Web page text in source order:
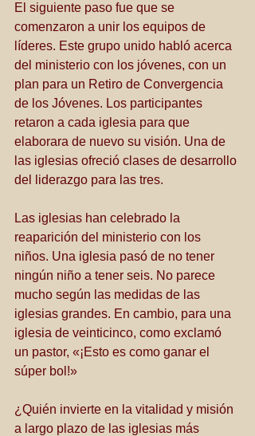
El siguiente paso fue que se
comenzaron a unir los equipos de
líderes. Este grupo unido habló acerca
del ministerio con los jóvenes, con un
plan para un Retiro de Convergencia
de los Jóvenes. Los participantes
retaron a cada iglesia para que
elaborara de nuevo su visión. Una de
las iglesias ofreció clases de desarrollo
del liderazgo para las tres.
Las iglesias han celebrado la
reaparición del ministerio con los
niños. Una iglesia pasó de no tener
ningún niño a tener seis. No parece
mucho según las medidas de las
iglesias grandes. En cambio, para una
iglesia de veinticinco, como exclamó
un pastor, «¡Esto es como ganar el
súper bol!»
¿Quién invierte en la vitalidad y misión
a largo plazo de las iglesias más